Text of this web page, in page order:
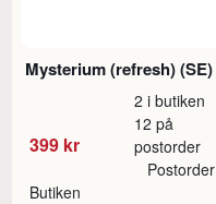
Mysterium (refresh) (SE)
399 kr
2 i butiken
12 på
postorder
Butiken
Postorder